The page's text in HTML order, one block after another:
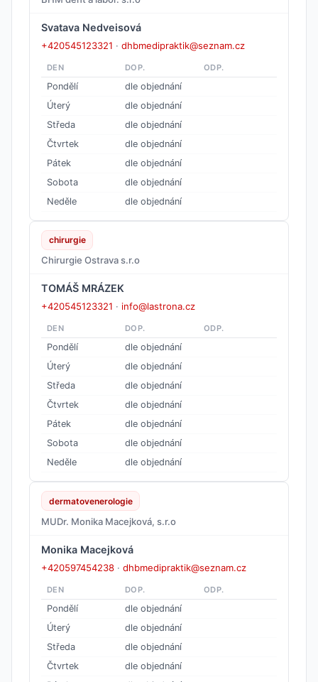
Svatava Nedveisová
+420545123321 · dhbmedipraktik@seznam.cz
DEN DOP. ODP.
Pondělí
dle objednání
Úterý
dle objednání
Středa
dle objednání
Čtvrtek
dle objednání
Pátek
dle objednání
Sobota
dle objednání
Neděle
dle objednání
chirurgie
Chirurgie Ostrava s.r.o
TOMÁŠ MRÁZEK
+420545123321 · info@lastrona.cz
DEN DOP. ODP.
Pondělí
dle objednání
Úterý
dle objednání
Středa
dle objednání
Čtvrtek
dle objednání
Pátek
dle objednání
Sobota
dle objednání
Neděle
dle objednání
dermatovenerologie
MUDr. Monika Macejková, s.r.o
Monika Macejková
+420597454238 · dhbmedipraktik@seznam.cz
DEN DOP. ODP.
Pondělí
dle objednání
Úterý
dle objednání
Středa
dle objednání
Čtvrtek
dle objednání